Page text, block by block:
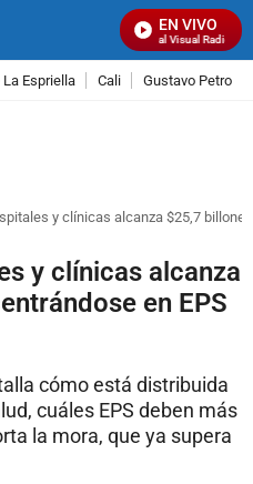
EN VIVO
Señal Visual Radio
Espriella Cali Gustavo Petro
y clínicas alcanza $25,7
y clínicas alcanza
en EPS
cómo está distribuida
cuáles EPS deben más
la mora, que ya supera